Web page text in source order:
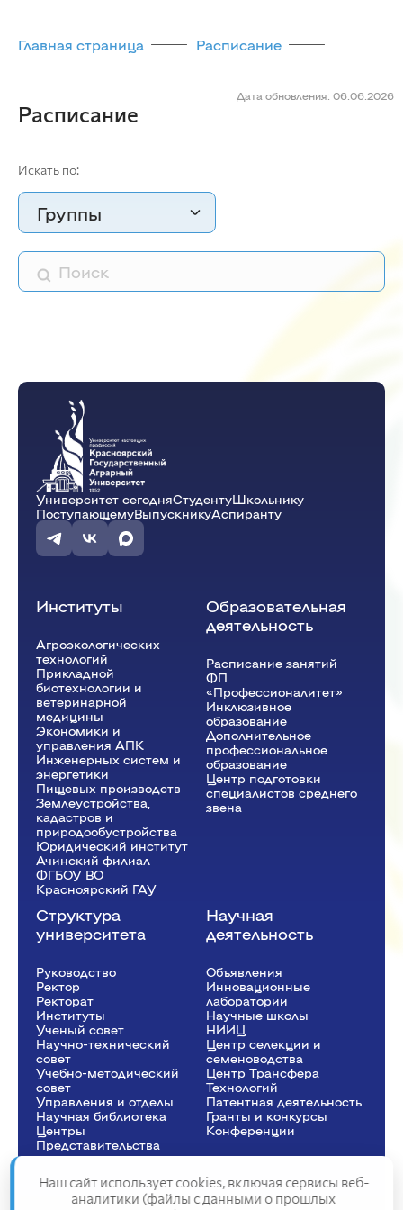
Главная страница Расписание
Дата обновления: 06.06.2026
Расписание
Искать по:
Группы
Университет сегодняСтудентуШкольнику
ПоступающемуВыпускникуАспиранту
Институты
Агроэкологических
технологий
Прикладной
биотехнологии и
ветеринарной
медицины
Экономики и
управления АПК
Инженерных систем и
энергетики
Пищевых производств
Землеустройства,
кадастров и
природообустройства
Юридический институт
Ачинский филиал
ФГБОУ ВО
Красноярский ГАУ
Образовательная
деятельность
Расписание занятий
ФП
«Профессионалитет»
Инклюзивное
образование
Дополнительное
профессиональное
образование
Центр подготовки
специалистов среднего
звена
Структура
университета
Руководство
Ректор
Рeкторат
Институты
Ученый совет
Научно-технический
совет
Учебно-методический
совет
Управления и отделы
Научная библиотека
Центры
Представительства
Научная
деятельность
Объявления
Инновационные
лаборатории
Научные школы
НИИЦ
Центр селекции и
семеноводства
Центр Трансфера
Технологий
Патентная деятельность
Гранты и конкурсы
Конференции
Наш сайт использует cookies, включая сервисы веб-
аналитики (файлы с данными о прошлых